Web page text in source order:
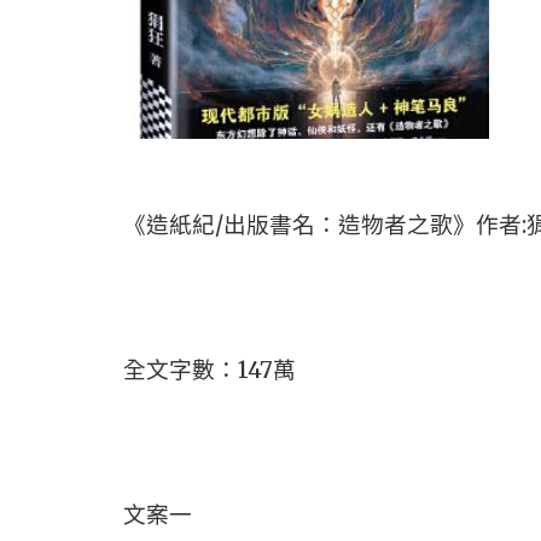
《造紙紀/出版書名：造物者之歌》作者:
全文字數：147萬
文案一